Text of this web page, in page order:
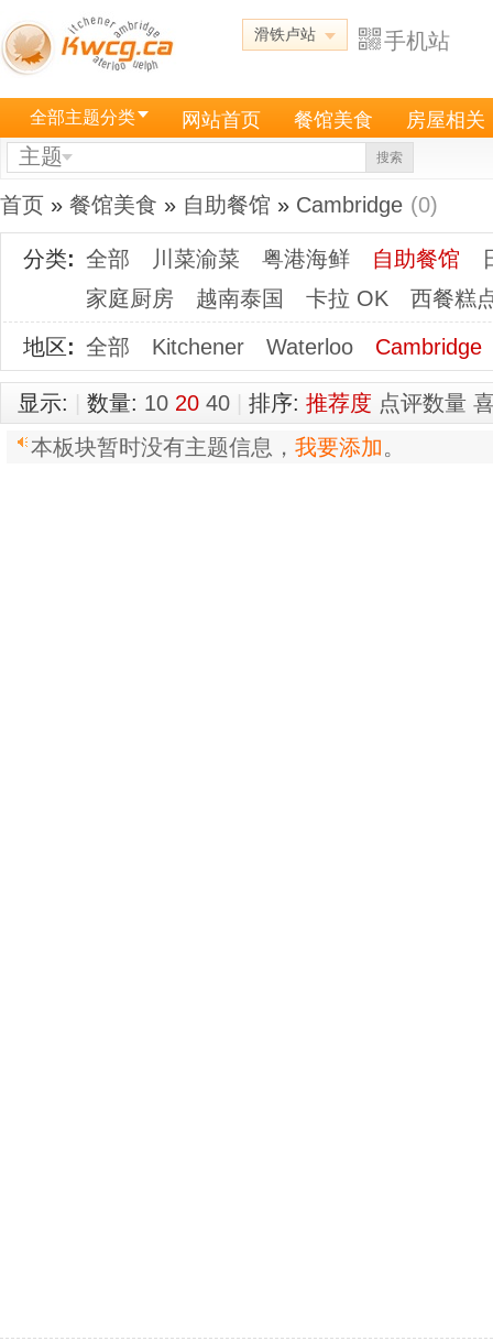
滑铁卢站 手机站
全部主题分类 网站首页 餐馆美食 房屋相关
主题 搜索
首页 » 餐馆美食 » 自助餐馆 » Cambridge (0)
分类: 全部 川菜渝菜 粤港海鲜 自助餐馆
家庭厨房
越南泰国 卡拉 OK
西餐糕
地区: 全部 Kitchener Waterloo Cambridge
显示: 数量: 10 20 40 排序: 推荐度 点评数量
本板块暂时没有主题信息， 我要添加。